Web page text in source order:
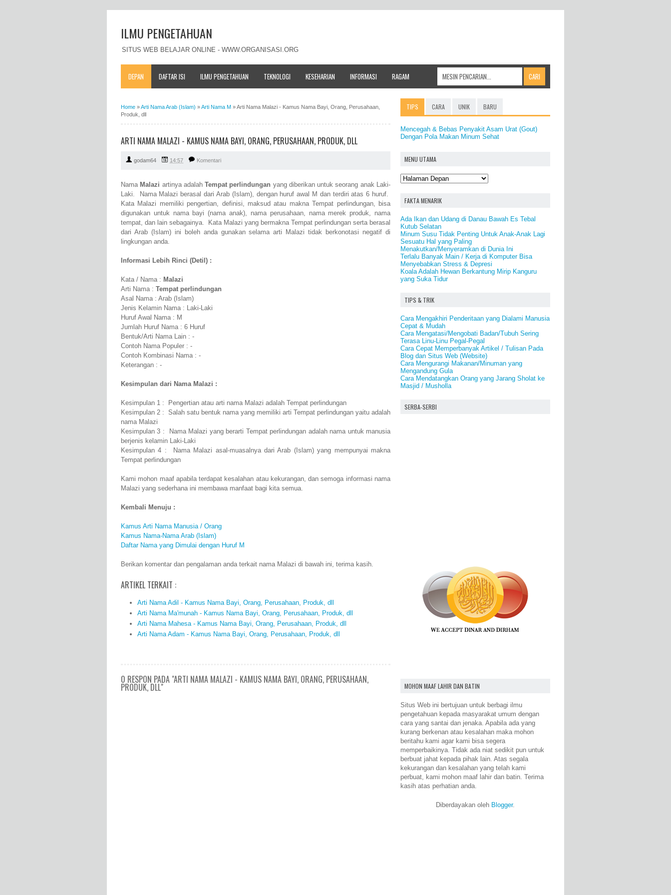
ILMU PENGETAHUAN
SITUS WEB BELAJAR ONLINE - WWW.ORGANISASI.ORG
DEPAN DAFTAR ISI ILMU PENGETAHUAN TEKNOLOGI KESEHARIAN INFORMASI RAGAM
Home »Arti Nama Arab (Islam) »Arti Nama M »Arti Nama Malazi - Kamus Nama Bayi, Orang, Perusahaan,
Produk, dll
ARTI NAMA MALAZI - KAMUS NAMA BAYI, ORANG, PERUSAHAAN, PRODUK, DLL
godam64 14:57 Komentari
Nama Malazi artinya adalahTempat perlindungan yang diberikan untuk seorang anak Laki-
Laki. Nama Malazi berasal dari Arab (Islam), dengan huruf awal M dan terdiri atas 6 huruf.
Kata Malazi memiliki pengertian, definisi, maksud atau makna Tempat perlindungan, bisa
digunakan untuk nama bayi (nama anak), nama perusahaan, nama merek produk, nama
tempat, dan lain sebagainya. Kata Malazi yang bermakna Tempat perlindungan serta berasal
dari Arab (Islam) ini boleh anda gunakan selama arti Malazi tidak berkonotasi negatif di
lingkungan anda.
Informasi Lebih Rinci (Detil) :
Kata / Nama : Malazi
Arti Nama : Tempat perlindungan
Asal Nama : Arab (Islam)
Jenis Kelamin Nama : Laki-Laki
Huruf Awal Nama : M
Jumlah Huruf Nama : 6 Huruf
Bentuk/Arti Nama Lain : -
Contoh Nama Populer : -
Contoh Kombinasi Nama : -
Keterangan : -
Kesimpulan dari Nama Malazi :
Kesimpulan 1 : Pengertian atau arti nama Malazi adalah Tempat perlindungan
Kesimpulan 2 : Salah satu bentuk nama yang memiliki arti Tempat perlindungan yaitu adalah
nama Malazi
Kesimpulan 3 : Nama Malazi yang berarti Tempat perlindungan adalah nama untuk manusia
berjenis kelamin Laki-Laki
Kesimpulan 4 : Nama Malazi asal-muasalnya dari Arab (Islam) yang mempunyai makna
Tempat perlindungan
Kami mohon maaf apabila terdapat kesalahan atau kekurangan, dan semoga informasi nama
Malazi yang sederhana ini membawa manfaat bagi kita semua.
Kembali Menuju :
Kamus Arti Nama Manusia / Orang
Kamus Nama-Nama Arab (Islam)
Daftar Nama yang Dimulai dengan Huruf M
Berikan komentar dan pengalaman anda terkait nama Malazi di bawah ini, terima kasih.
ARTIKEL TERKAIT :
Arti Nama Adil - Kamus Nama Bayi, Orang, Perusahaan, Produk, dll
Arti Nama Ma'munah - Kamus Nama Bayi, Orang, Perusahaan, Produk, dll
Arti Nama Mahesa - Kamus Nama Bayi, Orang, Perusahaan, Produk, dll
Arti Nama Adam - Kamus Nama Bayi, Orang, Perusahaan, Produk, dll
0 RESPON PADA "ARTI NAMA MALAZI - KAMUS NAMA BAYI, ORANG, PERUSAHAAN,
PRODUK, DLL"
TIPS CARA UNIK BARU
Mencegah & Bebas Penyakit Asam Urat (Gout)
Dengan Pola Makan Minum Sehat
MENU UTAMA
FAKTA MENARIK
Ada Ikan dan Udang di Danau Bawah Es Tebal
Kutub Selatan
Minum Susu Tidak Penting Untuk Anak-Anak Lagi
Sesuatu Hal yang Paling
Menakutkan/Menyeramkan di Dunia Ini
Terlalu Banyak Main / Kerja di Komputer Bisa
Menyebabkan Stress & Depresi
Koala Adalah Hewan Berkantung Mirip Kanguru
yang Suka Tidur
TIPS & TRIK
Cara Mengakhiri Penderitaan yang Dialami Manusia
Cepat & Mudah
Cara Mengatasi/Mengobati Badan/Tubuh Sering
Terasa Linu-Linu Pegal-Pegal
Cara Cepat Memperbanyak Artikel / Tulisan Pada
Blog dan Situs Web (Website)
Cara Mengurangi Makanan/Minuman yang
Mengandung Gula
Cara Mendatangkan Orang yang Jarang Sholat ke
Masjid / Musholla
SERBA-SERBI
MOHON MAAF LAHIR DAN BATIN
Situs Web ini bertujuan untuk berbagi ilmu
pengetahuan kepada masyarakat umum dengan
cara yang santai dan jenaka. Apabila ada yang
kurang berkenan atau kesalahan maka mohon
beritahu kami agar kami bisa segera
memperbaikinya. Tidak ada niat sedikit pun untuk
berbuat jahat kepada pihak lain. Atas segala
kekurangan dan kesalahan yang telah kami
perbuat, kami mohon maaf lahir dan batin. Terima
kasih atas perhatian anda.
Diberdayakan oleh Blogger.